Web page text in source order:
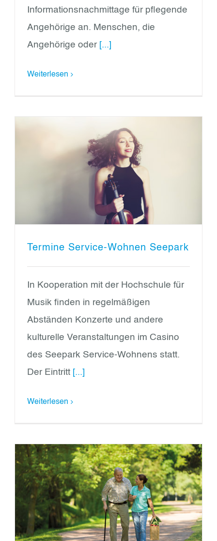
Informationsnachmittage für pflegende
Angehörige an. Menschen, die
Angehörige oder [...]
Weiterlesen
Termine Service-Wohnen Seepark
In Kooperation mit der Hochschule für
Musik finden in regelmäßigen
Abständen Konzerte und andere
kulturelle Veranstaltungen im Casino
des Seepark Service-Wohnens statt.
Der Eintritt [...]
Weiterlesen